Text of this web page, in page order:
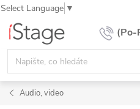
Select Language ▼
Přejít
obsah
Audio, video